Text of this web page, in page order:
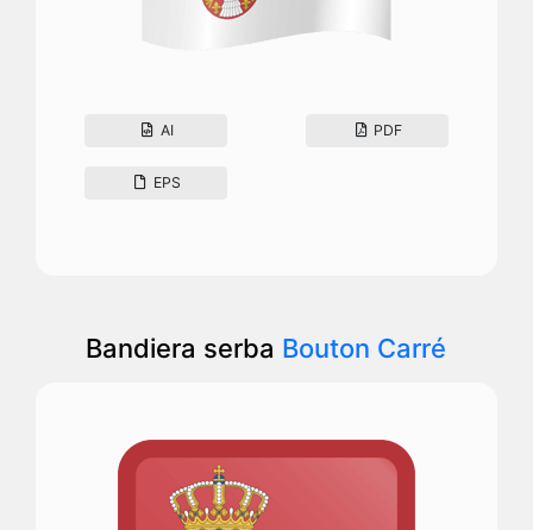
AI PDF
EPS
Bandiera serba Bouton Carré